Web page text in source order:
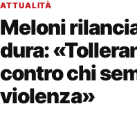
ATTUALITÀ
Meloni
dura:
contro chi
violenza»